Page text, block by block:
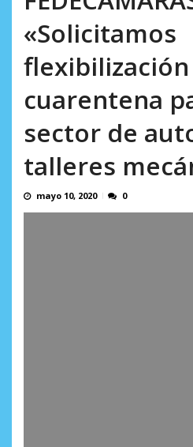
«Solicitamos
cuarentena
sector de
talleres
mayo 10, 2020 0